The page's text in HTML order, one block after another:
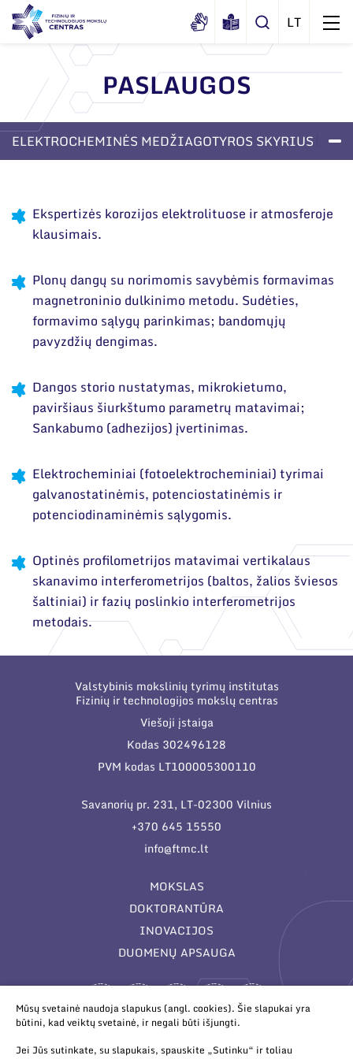
Apie mus
Dokumentai
Korupcijos prevencija
Darbuotojams
Nuorodos
Narystė nacionalinėse ir tarptautinėse
Struktūra
Administraciniai skyriai
Moksliniai skyriai
Tarptautinė patarėjų taryba
Mokslininkai emeritai
Renginiai
Tinklalaidės
Leidiniai
Administracija
Darbuotojų kontaktai
PASLAUGOS
ELEKTROCHEMINĖS MEDŽIAGOTYROS SKYRIUS
Ekspertizės korozijos elektrolituose ir atmosferoje
klausimais.
Plonų dangų su norimomis savybėmis formavimas
magnetroninio dulkinimo metodu. Sudėties,
formavimo sąlygų parinkimas; bandomųjų
pavyzdžių dengimas.
Dangos storio nustatymas, mikrokietumo,
paviršiaus šiurkštumo parametrų matavimai;
Sankabumo (adhezijos) įvertinimas.
Elektrocheminiai (fotoelektrocheminiai) tyrimai
galvanostatinėmis, potenciostatinėmis ir
potenciodinaminėmis sąlygomis.
Optinės profilometrijos matavimai vertikalaus
skanavimo interferometrijos (baltos, žalios šviesos
šaltiniai) ir fazių poslinkio interferometrijos
metodais.
Valstybinis mokslinių tyrimų institutas
Fizinių ir technologijos mokslų centras
Viešoji įstaiga
Kodas 302496128
PVM kodas LT100005300110
Savanorių pr. 231, LT-02300 Vilnius
+370 645 15550
info@ftmc.lt
MOKSLAS
DOKTORANTŪRA
INOVACIJOS
DUOMENŲ APSAUGA
Mūsų svetainė naudoja slapukus (angl. cookies). Šie slapukai yra
būtini, kad veiktų svetainė, ir negali būti išjungti.
Jei Jūs sutinkate, su slapukais, spauskite „Sutinku“ ir toliau